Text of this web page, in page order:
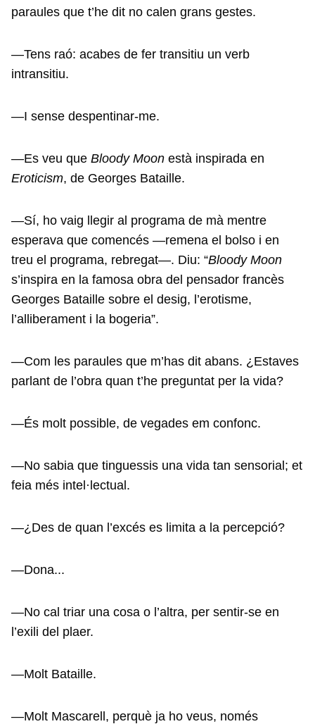
paraules que t’he dit no calen grans gestes.
—Tens raó: acabes de fer transitiu un verb
intransitiu.
—I sense despentinar-me.
—Es veu que Bloody Moon està inspirada en
Eroticism, de Georges Bataille.
—Sí, ho vaig llegir al programa de mà mentre
esperava que comencés —remena el bolso i en
treu el programa, rebregat—. Diu: “Bloody Moon
s’inspira en la famosa obra del pensador francès
Georges Bataille sobre el desig, l’erotisme,
l’alliberament i la bogeria”.
—Com les paraules que m’has dit abans. ¿Estaves
parlant de l’obra quan t’he preguntat per la vida?
—És molt possible, de vegades em confonc.
—No sabia que tinguessis una vida tan sensorial; et
feia més intel·lectual.
—¿Des de quan l’excés es limita a la percepció?
—Dona...
—No cal triar una cosa o l’altra, per sentir-se en
l’exili del plaer.
—Molt Bataille.
—Molt Mascarell, perquè ja ho veus, només